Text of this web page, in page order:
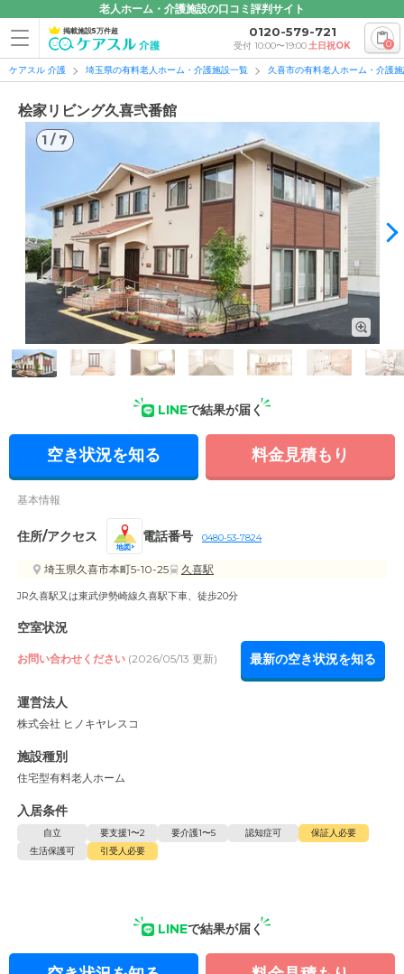
老人ホーム・介護施設の口コミ評判サイト
掲載施設5万件超 0120-579-721
受付 10:00〜19:00土日祝OK 0
ケアスル 介護 埼玉県の有料老人ホーム・介護施設一覧 久喜市の有料老人ホーム・介護
桧家リビング久喜弐番館
1 / 7
外観: 階段やスロープに手すりが設置され、植栽やベンチで彩
られた屋外空間が快適な動線と安らぎを提供します。
LINEで結果が届く
空き状況を知る 料金見積もり
基本情報
住所/アクセス
地図
電話番号 0480-53-7824
埼玉県久喜市本町5-10-25 久喜駅
JR久喜駅又は東武伊勢崎線久喜駅下車、徒歩20分
空室状況
お問い合わせください (2026/05/13 更新) 最新の空き状況を知る
運営法人
株式会社 ヒノキヤレスコ
施設種別
住宅型有料老人ホーム
入居条件
自立 要支援1〜2 要介護1〜5 認知症可
保証人必要
生活保護可
引受人必要
LINEで結果が届く